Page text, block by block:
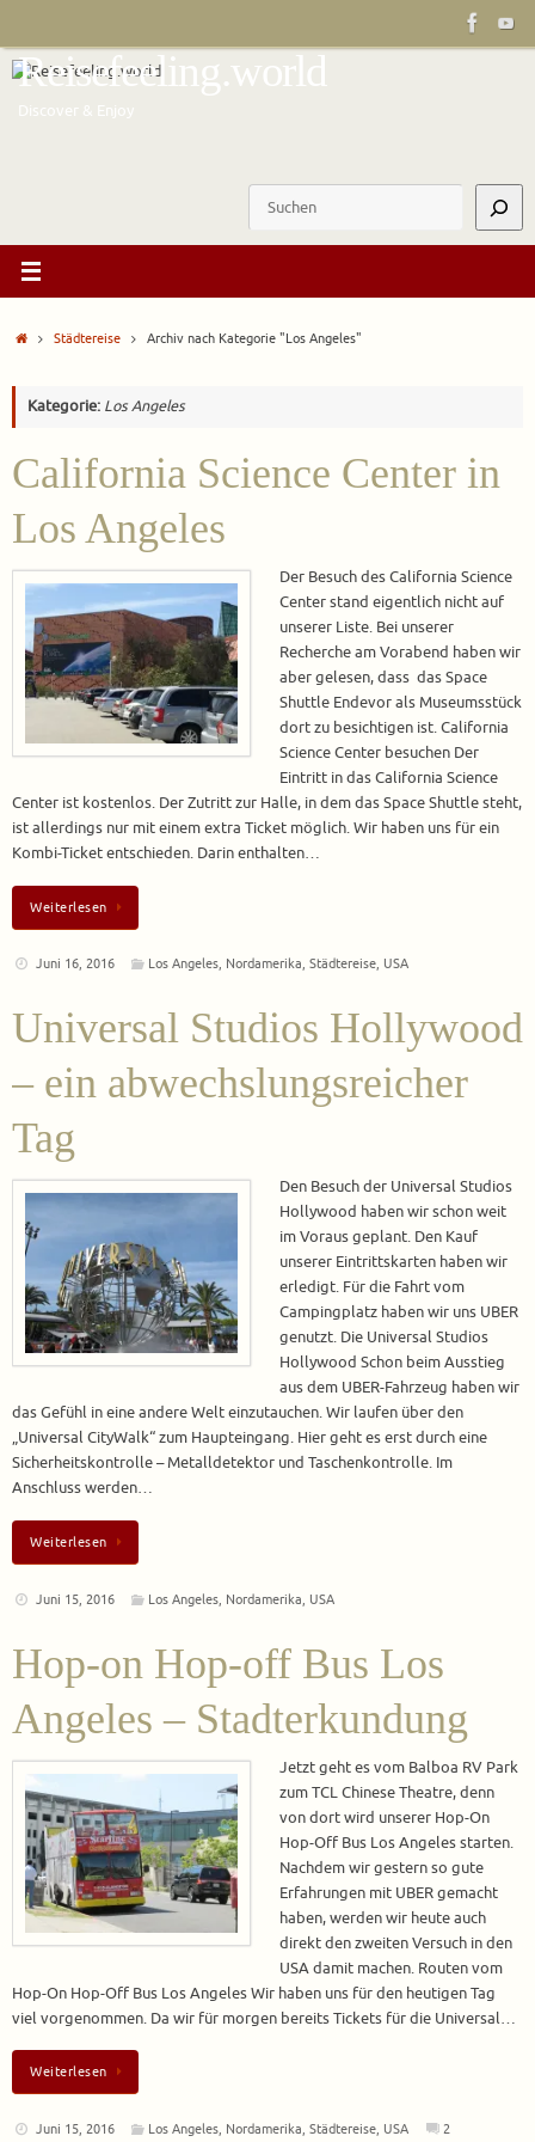
springen
Reisefeeling.world
Discover & Enjoy
StartStädtereise Archiv nach Kategorie "Los Angeles"
Kategorie: Los Angeles
California Science Center in
Los Angeles
Der Besuch des California Science
Center stand eigentlich nicht auf
unserer Liste. Bei unserer
Recherche am Vorabend haben wir
aber gelesen, dass das Space
Shuttle Endevor als Museumsstück
dort zu besichtigen ist. California
Science Center besuchen Der
Eintritt in das California Science
Center ist kostenlos. Der Zutritt zur Halle, in dem das Space Shuttle steht,
ist allerdings nur mit einem extra Ticket möglich. Wir haben uns für ein
Kombi-Ticket entschieden. Darin enthalten…
Weiterlesen
Juni 16, 2016 Los Angeles, Nordamerika,Städtereise, USA
Universal Studios Hollywood
– ein abwechslungsreicher
Tag
Den Besuch der Universal Studios
Hollywood haben wir schon weit
im Voraus geplant. Den Kauf
unserer Eintrittskarten haben wir
erledigt. Für die Fahrt vom
Campingplatz haben wir uns UBER
genutzt. Die Universal Studios
Hollywood Schon beim Ausstieg
aus dem UBER-Fahrzeug haben wir
das Gefühl in eine andere Welt einzutauchen. Wir laufen über den
„Universal CityWalk“ zum Haupteingang. Hier geht es erst durch eine
Sicherheitskontrolle – Metalldetektor und Taschenkontrolle. Im
Anschluss werden…
Weiterlesen
Juni 15, 2016 Los Angeles Nordamerika USA
Hop-on Hop-off Bus Los
Angeles – Stadterkundung
Jetzt geht es vom Balboa RV Park
zum TCL Chinese Theatre, denn
von dort wird unserer Hop-On
Hop-Off Bus Los Angeles starten.
Nachdem wir gestern so gute
Erfahrungen mit UBER gemacht
haben, werden wir heute auch
direkt den zweiten Versuch in den
USA damit machen. Routen vom
Hop-On Hop-Off Bus Los Angeles Wir haben uns für den heutigen Tag
viel vorgenommen. Da wir für morgen bereits Tickets für die Universal…
Weiterlesen
Juni 15, 2016 Los Angeles Nordamerika ,Städtereise USA 2